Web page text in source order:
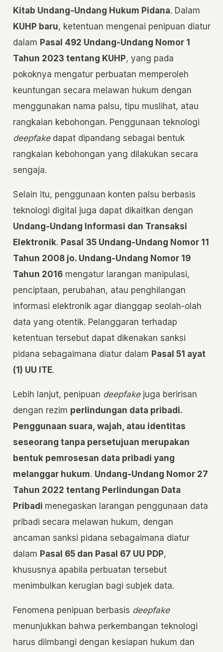
Kitab Undang-Undang Hukum Pidana. Dalam
KUHP baru, ketentuan mengenai penipuan diatur
dalam Pasal 492 Undang-Undang Nomor 1
Tahun 2023 tentang KUHP, yang pada
pokoknya mengatur perbuatan memperoleh
keuntungan secara melawan hukum dengan
menggunakan nama palsu, tipu muslihat, atau
rangkaian kebohongan. Penggunaan teknologi
deepfakedapat dipandang sebagai bentuk
rangkaian kebohongan yang dilakukan secara
sengaja.
Selain itu, penggunaan konten palsu berbasis
teknologi digital juga dapat dikaitkan dengan
Undang-Undang Informasi dan Transaksi
Elektronik. Pasal 35 Undang-Undang Nomor 11
Tahun 2008 jo. Undang-Undang Nomor 19
Tahun 2016mengatur larangan manipulasi,
penciptaan, perubahan, atau penghilangan
informasi elektronik agar dianggap seolah-olah
data yang otentik. Pelanggaran terhadap
ketentuan tersebut dapat dikenakan sanksi
pidana sebagaimana diatur dalam Pasal 51 ayat
(1) UU ITE.
Lebih lanjut, penipuan deepfakejuga beririsan
dengan rezim perlindungan data pribadi.
Penggunaan suara, wajah, atau identitas
seseorang tanpa persetujuan merupakan
bentuk pemrosesan data pribadi yang
melanggar hukum. Undang-Undang Nomor 27
Tahun 2022 tentang Perlindungan Data
Pribadi menegaskan larangan penggunaan data
pribadi secara melawan hukum, dengan
ancaman sanksi pidana sebagaimana diatur
dalam Pasal 65 dan Pasal 67 UU PDP,
khususnya apabila perbuatan tersebut
menimbulkan kerugian bagi subjek data.
Fenomena penipuan berbasis deepfake
menunjukkan bahwa perkembangan teknologi
harus diimbangi dengan kesiapan hukum dan